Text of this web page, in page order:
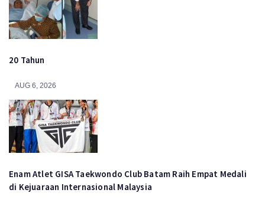
20 Tahun
AUG 6, 2026
Enam Atlet GISA Taekwondo Club Batam Raih Empat Medali
di Kejuaraan Internasional Malaysia